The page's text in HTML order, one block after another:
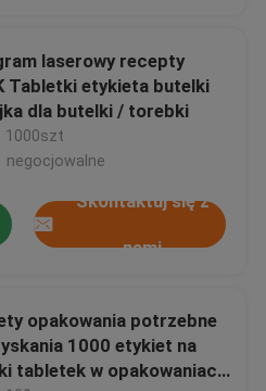
laserowy recepty
Tabletki etykieta butelki
dla butelki / torebki
1000szt
negocjowalne
Skontaktuj się z
nami
opakowania potrzebne
1000 etykiet na
tabletek w opakowaniach